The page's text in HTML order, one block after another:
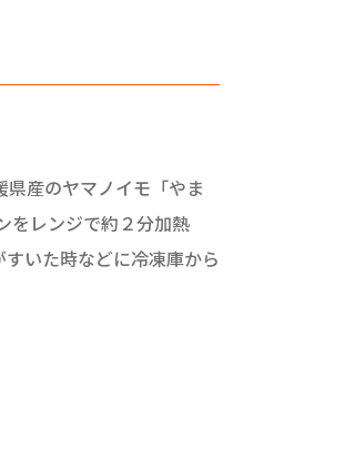
産のヤマノイモ「やま
をレンジで約２分加熱
いた時などに冷凍庫から